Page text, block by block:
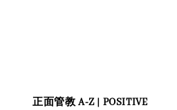
正面管教 A-Z | POSITIVE